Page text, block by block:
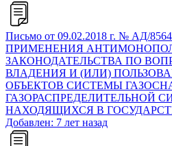
Письмо от 09.02.2018 г. № АД/
ПРИМЕНЕНИЯ
ЗАКОНОДАТЕЛЬСТВА ПО
ВЛАДЕНИЯ И (ИЛИ)
ОБЪЕКТОВ СИСТЕМЫ
ГАЗОРАСПРЕДЕЛИТЕЛЬНОЙ
НАХОДЯЩИХСЯ В
Добавлен: 7 лет назад